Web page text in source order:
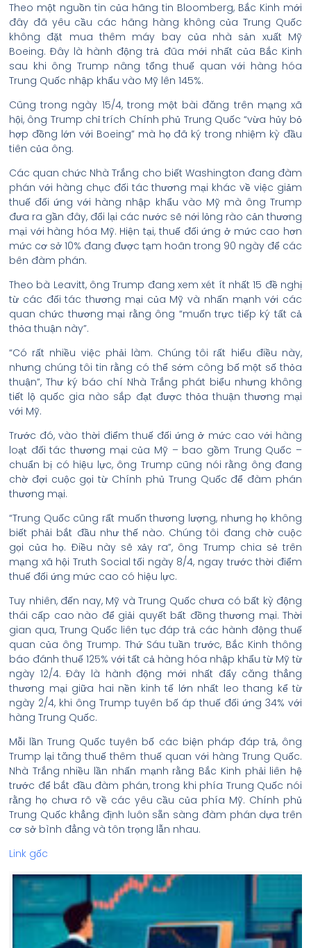
Theo một nguồn tin của hãng tin Bloomberg, Bắc Kinh mới
đây đã yêu cầu các hãng hàng không của Trung Quốc
không đặt mua thêm máy bay của nhà sản xuất Mỹ
Boeing. Đây là hành động trả đũa mới nhất của Bắc Kinh
sau khi ông Trump nâng tổng thuế quan với hàng hóa
Trung Quốc nhập khẩu vào Mỹ lên 145%.
Cũng trong ngày 15/4, trong một bài đăng trên mạng xã
hội, ông Trump chỉ trích Chính phủ Trung Quốc “vừa hủy bỏ
hợp đồng lớn với Boeing” mà họ đã ký trong nhiệm kỳ đầu
tiên của ông.
Các quan chức Nhà Trắng cho biết Washington đang đàm
phán với hàng chục đối tác thương mại khác về việc giảm
thuế đối ứng với hàng nhập khẩu vào Mỹ mà ông Trump
đưa ra gần đây, đổi lại các nước sẽ nới lỏng rào cản thương
mại với hàng hóa Mỹ. Hiện tại, thuế đối ứng ở mức cao hơn
mức cơ sở 10% đang được tạm hoãn trong 90 ngày để các
bên đàm phán.
Theo bà Leavitt, ông Trump đang xem xét ít nhất 15 đề nghị
từ các đối tác thương mại của Mỹ và nhấn mạnh với các
quan chức thương mại rằng ông “muốn trực tiếp ký tất cả
thỏa thuận này”.
“Có rất nhiều việc phải làm. Chúng tôi rất hiểu điều này,
nhưng chúng tôi tin rằng có thể sớm công bố một số thỏa
thuận”, Thư ký báo chí Nhà Trắng phát biểu nhưng không
tiết lộ quốc gia nào sắp đạt được thỏa thuận thương mại
với Mỹ.
Trước đó, vào thời điểm thuế đối ứng ở mức cao với hàng
loạt đối tác thương mại của Mỹ – bao gồm Trung Quốc –
chuẩn bị có hiệu lực, ông Trump cũng nói rằng ông đang
chờ đợi cuộc gọi từ Chính phủ Trung Quốc để đàm phán
thương mại.
“Trung Quốc cũng rất muốn thương lượng, nhưng họ không
biết phải bắt đầu như thế nào. Chúng tôi đang chờ cuộc
gọi của họ. Điều này sẽ xảy ra”, ông Trump chia sẻ trên
mạng xã hội Truth Social tối ngày 8/4, ngay trước thời điểm
thuế đối ứng mức cao có hiệu lực.
Tuy nhiên, đến nay, Mỹ và Trung Quốc chưa có bất kỳ động
thái cấp cao nào để giải quyết bất đồng thương mại. Thời
gian qua, Trung Quốc liên tục đáp trả các hành động thuế
quan của ông Trump. Thứ Sáu tuần trước, Bắc Kinh thông
báo đánh thuế 125% với tất cả hàng hóa nhập khẩu từ Mỹ từ
ngày 12/4. Đây là hành động mới nhất đẩy căng thẳng
thương mại giữa hai nền kinh tế lớn nhất leo thang kể từ
ngày 2/4, khi ông Trump tuyên bố áp thuế đối ứng 34% với
hàng Trung Quốc.
Mỗi lần Trung Quốc tuyên bố các biện pháp đáp trả, ông
Trump lại tăng thuế thêm thuế quan với hàng Trung Quốc.
Nhà Trắng nhiều lần nhấn mạnh rằng Bắc Kinh phải liên hệ
trước để bắt đầu đàm phán, trong khi phía Trung Quốc nói
rằng họ chưa rõ về các yêu cầu của phía Mỹ. Chính phủ
Trung Quốc khẳng định luôn sẵn sàng đàm phán dựa trên
cơ sở bình đẳng và tôn trọng lẫn nhau.
Link gốc